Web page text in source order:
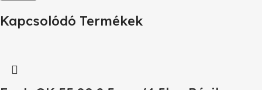
Kapcsolódó Termékek